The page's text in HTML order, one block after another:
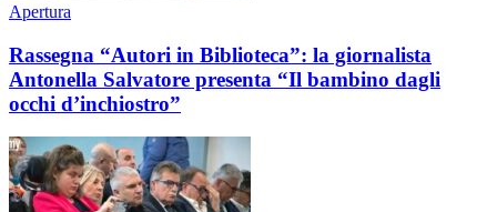
Apertura
Rassegna “Autori in Biblioteca”: la giornalista
Antonella Salvatore presenta “Il bambino dagli
occhi d’inchiostro”